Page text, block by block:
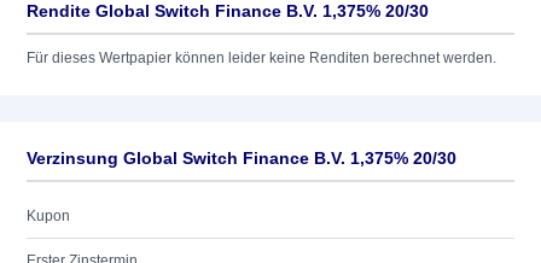
Rendite Global Switch Finance B.V. 1,375% 20/30
Für dieses Wertpapier können leider keine Renditen berechnet werden.
Verzinsung Global Switch Finance B.V. 1,375% 20/30
Kupon